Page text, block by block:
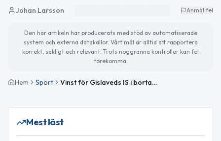
Johan Larsson Anmäl fel
Den här artikeln har producerats med stöd av automatiserade
system och externa datakällor. Vårt mål är alltid att rapportera
korrekt, sakligt och relevant. Trots noggranna kontroller kan fel
förekomma.
Hem Sport Vinst för Gislaveds IS i bortamatch mot Stafsinge IF
Mest läst